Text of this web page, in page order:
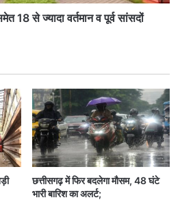
18 से ज्यादा वर्तमान व पूर्व सांसदों
छत्तीसगढ़ में फिर बदलेगा मौसम, 48 घंटे
भारी बारिश का अलर्ट;